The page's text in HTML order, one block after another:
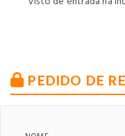
PEDIDO DE